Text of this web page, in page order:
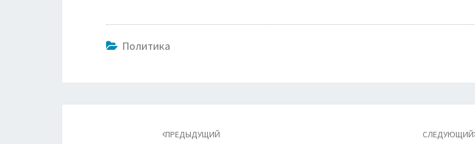
Политика
ПРЕДЫДУЩИЙ СЛЕДУЮЩИЙ